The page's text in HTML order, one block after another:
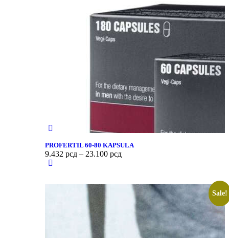
PROFERTIL 60-80 KAPSULA
9.432 рсд – 23.100 рсд
Sale!